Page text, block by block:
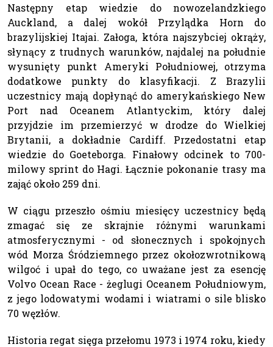
Następny etap wiedzie do nowozelandzkiego
Auckland, a dalej wokół Przylądka Horn do
brazylijskiej Itajai. Załoga, która najszybciej okrąży,
słynący z trudnych warunków, najdalej na południe
wysunięty punkt Ameryki Południowej, otrzyma
dodatkowe punkty do klasyfikacji. Z Brazylii
uczestnicy mają dopłynąć do amerykańskiego New
Port nad Oceanem Atlantyckim, który dalej
przyjdzie im przemierzyć w drodze do Wielkiej
Brytanii, a dokładnie Cardiff. Przedostatni etap
wiedzie do Goeteborga. Finałowy odcinek to 700-
milowy sprint do Hagi. Łącznie pokonanie trasy ma
zająć około 259 dni.
W ciągu przeszło ośmiu miesięcy uczestnicy będą
zmagać się ze skrajnie różnymi warunkami
atmosferycznymi - od słonecznych i spokojnych
wód Morza Śródziemnego przez okołozwrotnikową
wilgoć i upał do tego, co uważane jest za esencję
Volvo Ocean Race - żeglugi Oceanem Południowym,
z jego lodowatymi wodami i wiatrami o sile blisko
70 węzłów.
Historia regat sięga przełomu 1973 i 1974 roku, kiedy